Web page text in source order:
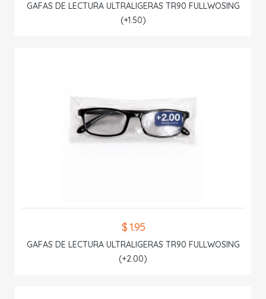
GAFAS DE LECTURA ULTRALIGERAS TR90 FULLWOSING
(+1.50)
$ 1.95
GAFAS DE LECTURA ULTRALIGERAS TR90 FULLWOSING
(+2.00)